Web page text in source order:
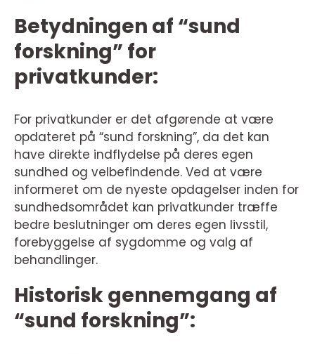
Betydningen af “sund
forskning” for
privatkunder:
For privatkunder er det afgørende at være
opdateret på “sund forskning”, da det kan
have direkte indflydelse på deres egen
sundhed og velbefindende. Ved at være
informeret om de nyeste opdagelser inden for
sundhedsområdet kan privatkunder træffe
bedre beslutninger om deres egen livsstil,
forebyggelse af sygdomme og valg af
behandlinger.
Historisk gennemgang af
“sund forskning”: